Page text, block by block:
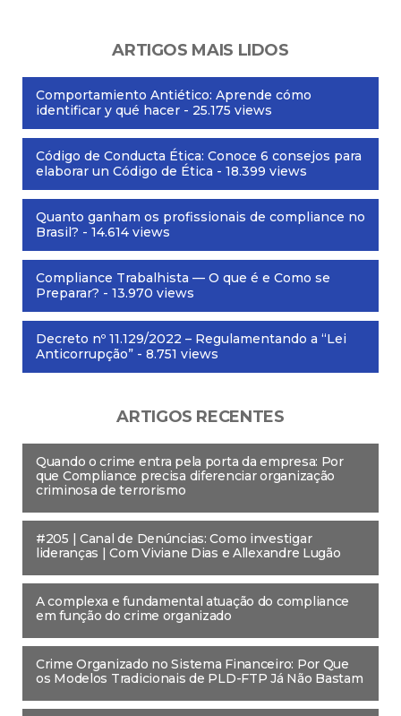
ARTIGOS MAIS LIDOS
Comportamiento Antiético: Aprende cómo
identificar y qué hacer - 25.175 views
Código de Conducta Ética: Conoce 6 consejos para
elaborar un Código de Ética - 18.399 views
Quanto ganham os profissionais de compliance no
Brasil? - 14.614 views
Compliance Trabalhista — O que é e Como se
Preparar? - 13.970 views
Decreto nº 11.129/2022 – Regulamentando a “Lei
Anticorrupção” - 8.751 views
ARTIGOS RECENTES
Quando o crime entra pela porta da empresa: Por
que Compliance precisa diferenciar organização
criminosa de terrorismo
#205 | Canal de Denúncias: Como investigar
lideranças | Com Viviane Dias e Allexandre Lugão
A complexa e fundamental atuação do compliance
em função do crime organizado
Crime Organizado no Sistema Financeiro: Por Que
os Modelos Tradicionais de PLD-FTP Já Não Bastam